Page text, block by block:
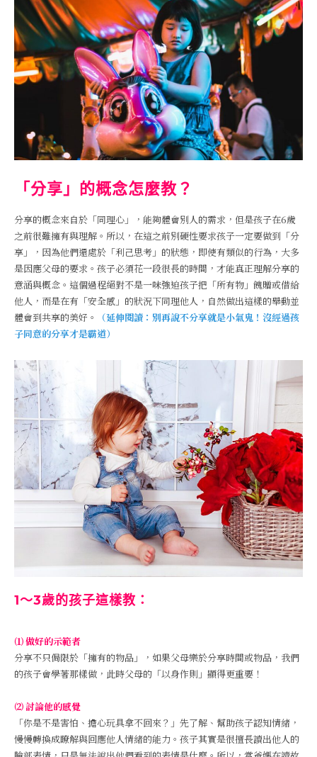
「分享」的概念怎麼教？
分享的概念來自於「同理心」，能夠體會別人的需求，但是孩子在6歲
之前很難擁有與理解。所以，在這之前別硬性要求孩子一定要做到「分
享」，因為他們還處於「利己思考」的狀態，即使有類似的行為，大多
是因應父母的要求。孩子必須花一段很長的時間，才能真正理解分享的
意涵與概念。這個過程絕對不是一味強迫孩子把「所有物」餽贈或借給
他人，而是在有「安全感」的狀況下同理他人，自然做出這樣的舉動並
體會到共享的美好。
（延伸閱讀： 別再說不分享就是小氣鬼！沒經過孩
子同意的分享才是霸道）
1～3歲的孩子這樣教：
⑴ 做好的示範者
分享不只侷限於「擁有的物品」，如果父母樂於分享時間或物品，我們
的孩子會學著那樣做，此時父母的「以身作則」顯得更重要！
⑵ 討論他的感覺
「你是不是害怕、擔心玩具拿不回來？」先了解、幫助孩子認知情緒，
慢慢轉換成瞭解與回應他人情緒的能力。孩子其實是很擅長讀出他人的